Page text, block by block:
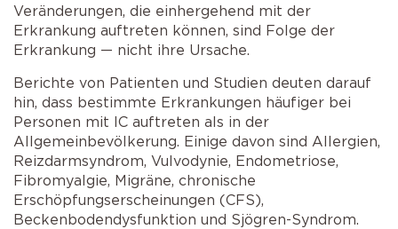
Veränderungen, die einhergehend mit der
Erkrankung auftreten können, sind Folge der
Erkrankung — nicht ihre Ursache.
Berichte von Patienten und Studien deuten darauf
hin, dass bestimmte Erkrankungen häufiger bei
Personen mit IC auftreten als in der
Allgemeinbevölkerung. Einige davon sind Allergien,
Reizdarmsyndrom, Vulvodynie, Endometriose,
Fibromyalgie, Migräne, chronische
Erschöpfungserscheinungen (CFS),
Beckenbodendysfunktion und Sjögren-Syndrom.